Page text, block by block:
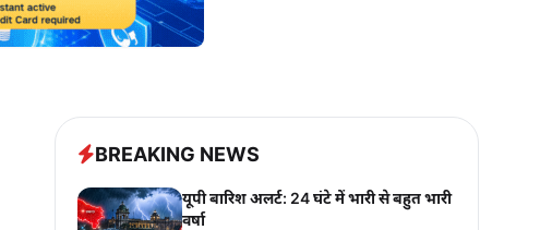
BREAKING NEWS
यूपी बारिश अलर्ट: 24 घंटे में भारी से बहुत भारी
वर्षा